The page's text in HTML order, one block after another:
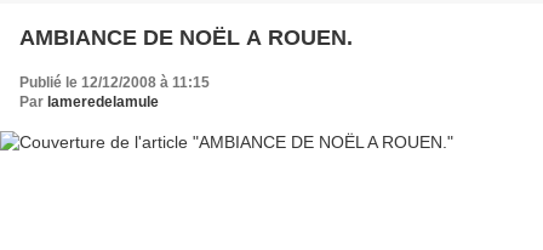
AMBIANCE DE NOËL A ROUEN.
Publié le 12/12/2008 à 11:15
Par lameredelamule